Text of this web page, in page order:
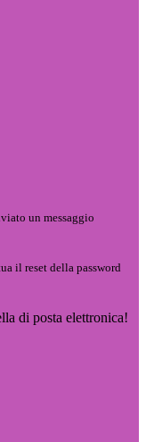
un messaggio
il reset della password
di posta elettronica!